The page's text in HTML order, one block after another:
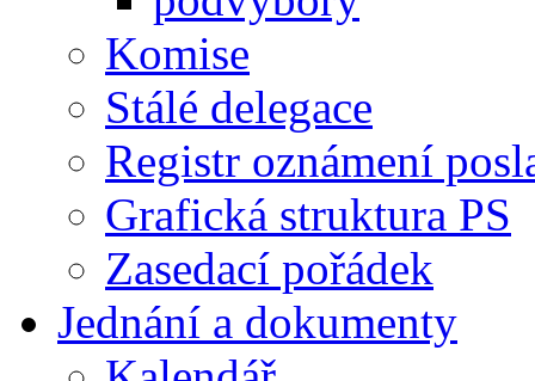
Komise
Stálé delegace
Registr oznámení
Grafická struktura PS
Zasedací pořádek
Jednání a dokumenty